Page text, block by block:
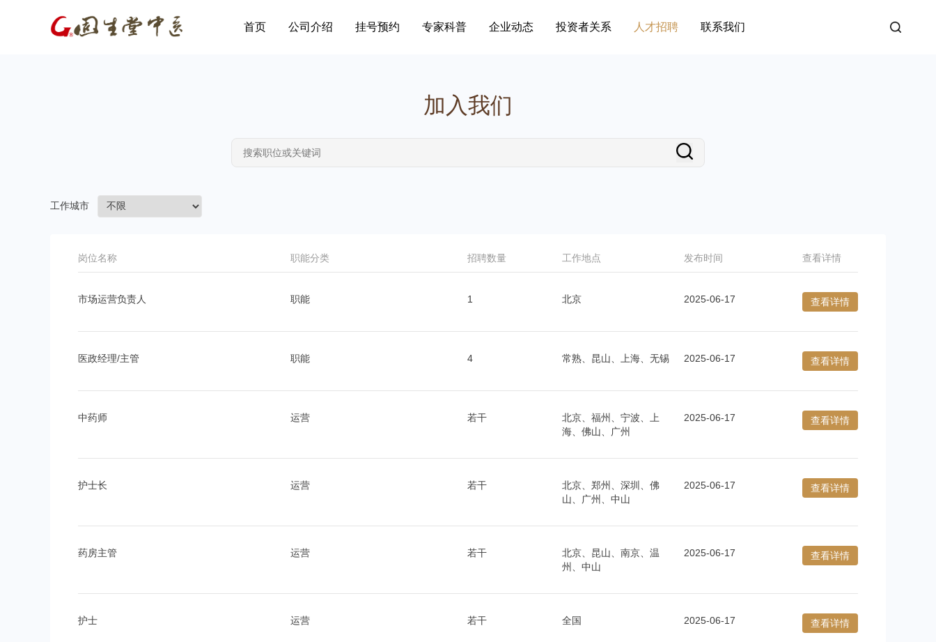
首页 公司介绍 挂号预约 专家科普 企业动态 投资者关系 人才招聘 联系我们
加入我们
工作城市
岗位名称 职能分类 招聘数量 工作地点 发布时间 查看详情
市场运营负责人 职能 1 北京 2025-06-17 查看详情
医政经理/主管 职能 4 常熟、昆山、上海、无锡 2025-06-17 查看详情
中药师 运营 若干
北京、福州、宁波、上
海、佛山、广州
2025-06-17 查看详情
护士长 运营 若干
北京、郑州、深圳、佛
山、广州、中山
2025-06-17 查看详情
药房主管 运营 若干
北京、昆山、南京、温
州、中山
2025-06-17 查看详情
护士 运营 若干 全国 2025-06-17 查看详情